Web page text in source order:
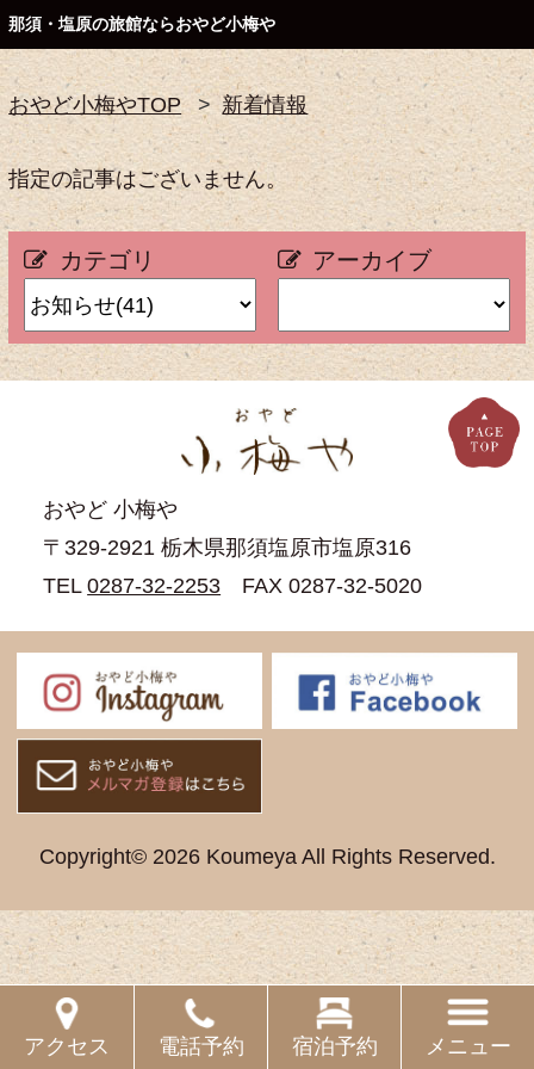
那須・塩原の旅館ならおやど小梅や
おやど小梅やTOP 新着情報
指定の記事はございません。
カテゴリ アーカイブ
おやど 小梅や
〒329-2921 栃木県那須塩原市塩原316
TEL0287-32-2253 FAX 0287-32-5020
Copyright© 2026 Koumeya All Rights Reserved.
アクセス 電話予約 宿泊予約 メニュー